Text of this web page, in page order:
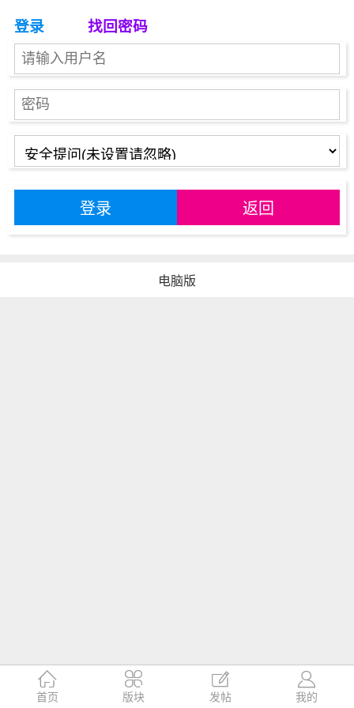
登录 找回密码
登录 返回

首页

版块

发帖

我的
电脑版